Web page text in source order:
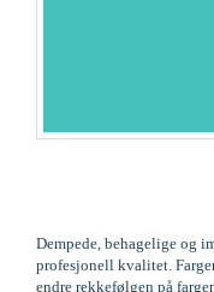
Dempede, behagelige og
profesjonell kvalitet.
endre rekkefølgen på